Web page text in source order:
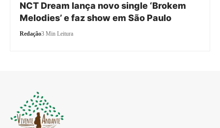
NCT Dream lança novo single ‘Brokem
Melodies’ e faz show em São Paulo
Redação3 Min Leitura